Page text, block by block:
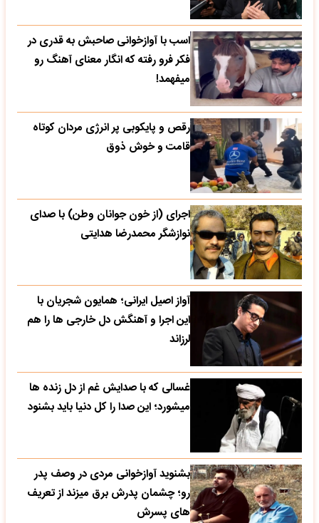
اسب با آوازخوانی صاحبش به قدری در
فکر فرو رفته که انگار معنای آهنگ رو
میفهمد!
رقص و پایکوبی پر انرژی مردان کوتاه
قامت و خوش ذوق
اجرای (از خون جوانان وطن) با صدای
نوازشگر محمدرضا هدایتی
آواز اصیل ایرانی؛ همایون شجریان با
این اجرا و آهنگش دل خارجی ها را هم
لرزاند
غسالی که با صدایش غم از دل زنده ها
میشورد؛ این صدا را کل دنیا باید بشنود
بشنوید آوازخوانی مردی در وصف پدر
رو؛ چشمان پدرش برق میزند از تعریف
های پسرش